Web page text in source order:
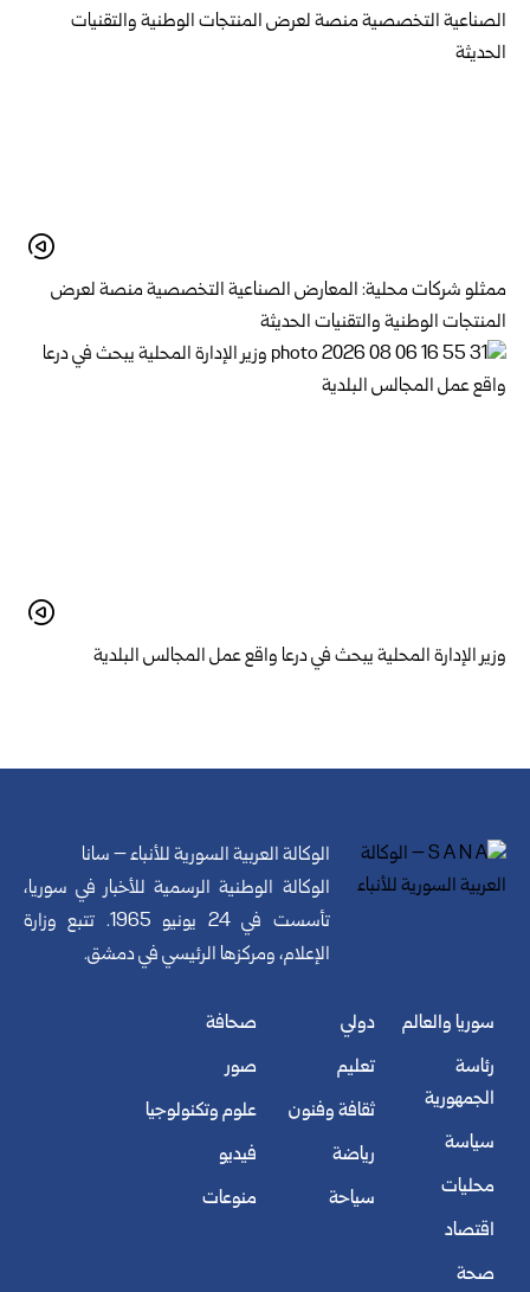
ممثلو شركات محلية: المعارض الصناعية التخصصية منصة لعرض
المنتجات الوطنية والتقنيات الحديثة
وزير الإدارة المحلية يبحث في درعا واقع عمل المجالس البلدية
الوكالة العربية السورية للأنباء – سانا
الوكالة الوطنية الرسمية للأخبار في سوريا،
تأسست في 24 يونيو 1965. تتبع وزارة
الإعلام، ومركزها الرئيسي في دمشق.
سوريا والعالم
رئاسة
الجمهورية
سياسة
محليات
اقتصاد
صحة
دولي
تعليم
ثقافة وفنون
رياضة
سياحة
صحافة
صور
علوم وتكنولوجيا
فيديو
منوعات